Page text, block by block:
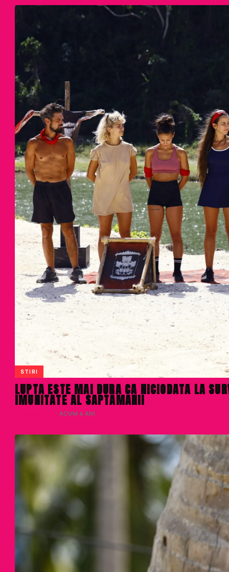
STIRI
LUPTA ESTE MAI DURA CA NICIODATA LA
IMUNITATE AL SAPTAMANII
· ACUM 4 ANI